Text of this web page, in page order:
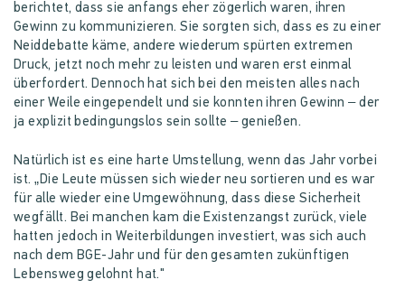
berichtet, dass sie anfangs eher zögerlich waren, ihren
Gewinn zu kommunizieren. Sie sorgten sich, dass es zu einer
Neiddebatte käme, andere wiederum spürten extremen
Druck, jetzt noch mehr zu leisten und waren erst einmal
überfordert. Dennoch hat sich bei den meisten alles nach
einer Weile eingependelt und sie konnten ihren Gewinn – der
ja explizit bedingungslos sein sollte – genießen.
Natürlich ist es eine harte Umstellung, wenn das Jahr vorbei
ist. „Die Leute müssen sich wieder neu sortieren und es war
für alle wieder eine Umgewöhnung, dass diese Sicherheit
wegfällt. Bei manchen kam die Existenzangst zurück, viele
hatten jedoch in Weiterbildungen investiert, was sich auch
nach dem BGE-Jahr und für den gesamten zukünftigen
Lebensweg gelohnt hat."